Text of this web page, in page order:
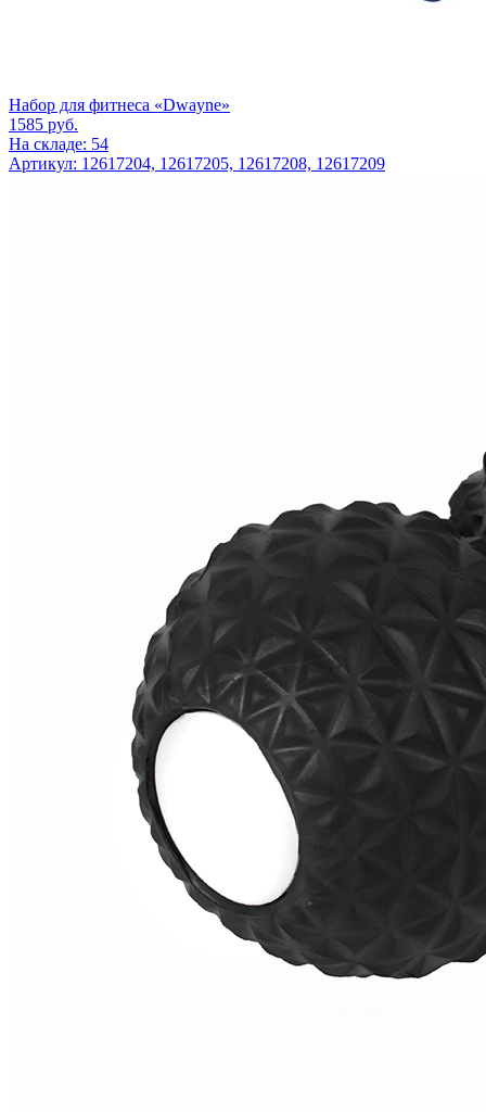
Набор для фитнеса «Dwayne»
1585 руб.
На складе: 54
Артикул: 12617204, 12617205, 12617208, 12617209